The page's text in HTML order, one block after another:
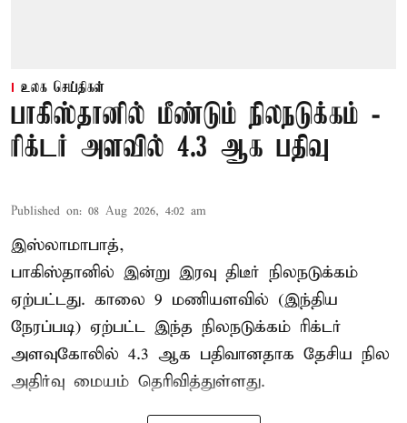
உலக செய்திகள்
பாகிஸ்தானில் மீண்டும் நிலநடுக்கம் -
ரிக்டர் அளவில் 4.3 ஆக பதிவு
Published on: 08 Aug 2026, 4:02 am
இஸ்லாமாபாத்,
பாகிஸ்தானில் இன்று இரவு திடீர் நிலநடுக்கம்
ஏற்பட்டது. காலை 9 மணியளவில் (இந்திய
நேரப்படி) ஏற்பட்ட இந்த நிலநடுக்கம் ரிக்டர்
அளவுகோலில் 4.3 ஆக பதிவானதாக தேசிய நில
அதிர்வு மையம் தெரிவித்துள்ளது.